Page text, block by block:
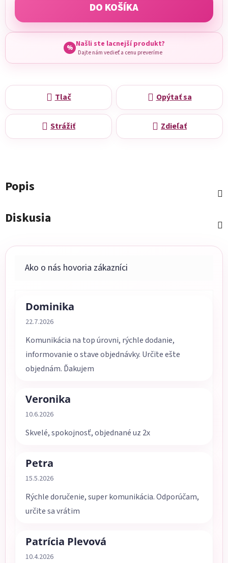
DO KOŠÍKA
% Našli ste lacnejší produkt?
Dajte nám vedieť a cenu preveríme
Tlač Opýtať sa
Strážiť Zdieľať
Popis
Diskusia
Dominika
Hodnotenie obchodu je 5 z 5 hviezdičiek.
22.7.2026
Komunikácia na top úrovni, rýchle dodanie,
informovanie o stave objednávky. Určite ešte
objednám. Ďakujem
Veronika
Hodnotenie obchodu je 5 z 5 hviezdičiek.
10.6.2026
Skvelé, spokojnosť, objednané uz 2x
Petra
Hodnotenie obchodu je 5 z 5 hviezdičiek.
15.5.2026
Rýchle doručenie, super komunikácia. Odporúčam,
určite sa vrátim
Patrícia Plevová
Hodnotenie obchodu je 5 z 5 hviezdičiek.
10.4.2026